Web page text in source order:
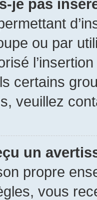
je pas
ou par
certains
veuillez
un
propre
vous